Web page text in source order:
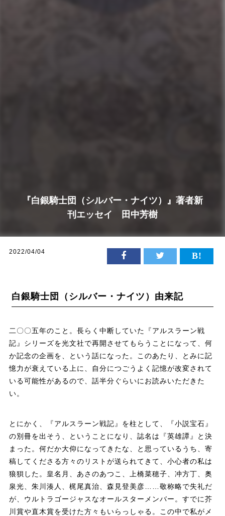
『白銀騎士団（シルバー・ナイツ）』著者新
刊エッセイ 田中芳樹
2022/04/04
白銀騎士団（シルバー・ナイツ）由来記
二〇〇五年のこと。長らく中断していた『アルスラーン戦
記』シリーズを光文社で再開させてもらうことになって、何
か記念の企画を、という話になった。このあたり、とみに記
憶力が衰えている上に、自分につごうよく記憶が改変されて
いる可能性があるので、話半分ぐらいにお読みいただきた
い。
とにかく、『アルスラーン戦記』を柱として、『小説宝石』
の別冊を出そう、ということになり、誌名は『英雄譚』と決
まった。何だか大仰になってきたな、と思っているうち、寄
稿してくださる方々のリストが送られてきて、小心者の私は
狼狽した。皇名月、あさのあつこ、上橋菜穂子、冲方丁、奥
泉光、朱川湊人、梶尾真治、森見登美彦……敬称略で失礼だ
が、ウルトラゴージャスなオールスターメンバー。すでに芥
川賞や直木賞を受けた方々もいらっしゃる。この中で私がメ